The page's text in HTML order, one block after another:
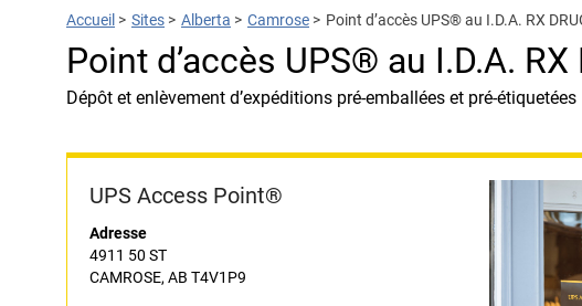
Accueil > Sites > Alberta > Camrose > Point d’accès UPS® au I.D.A. RX
Point d’accès UPS® au I.D.A.
Dépôt et enlèvement d’expéditions pré-emballées et pré-étiquetées
UPS Access Point®
Adresse
4911 50 ST
CAMROSE, AB T4V1P9